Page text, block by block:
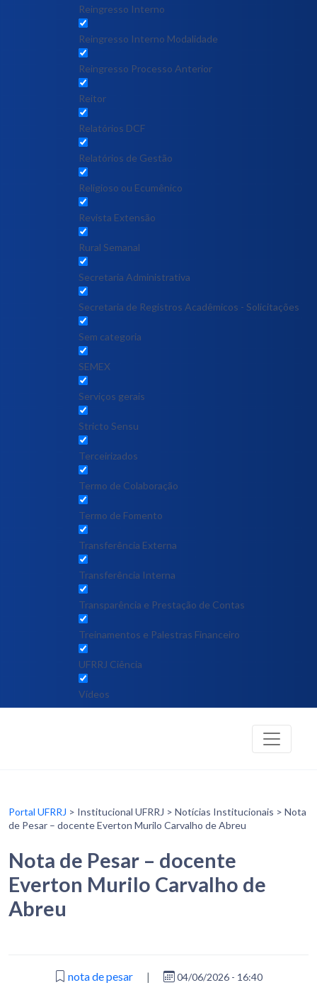
Reingresso Interno
Reingresso Interno Modalidade
Reingresso Processo Anterior
Reitor
Relatórios DCF
Relatórios de Gestão
Religioso ou Ecumênico
Revista Extensão
Rural Semanal
Secretaria Administrativa
Secretaria de Registros Acadêmicos - Solicitações
Sem categoria
SEMEX
Serviços gerais
Stricto Sensu
Terceirizados
Termo de Colaboração
Termo de Fomento
Transferência Externa
Transferência Interna
Transparência e Prestação de Contas
Treinamentos e Palestras Financeiro
UFRRJ Ciência
Vídeos
Portal UFRRJ > Institucional UFRRJ > Notícias Institucionais > Nota
de Pesar – docente Everton Murilo Carvalho de Abreu
Nota de Pesar – docente
Everton Murilo Carvalho de
Abreu
nota de pesar | 04/06/2026 - 16:40